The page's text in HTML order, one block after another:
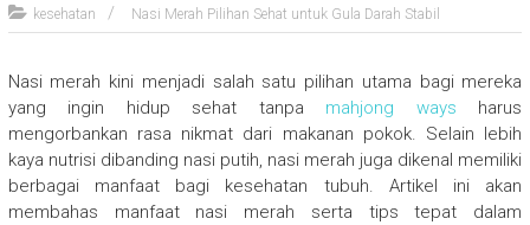
kesehatan Nasi Merah Pilihan Sehat untuk Gula Darah Stabil
Nasi merah kini menjadi salah satu pilihan utama bagi mereka
yang ingin hidup sehat tanpa mahjong ways harus
mengorbankan rasa nikmat dari makanan pokok. Selain lebih
kaya nutrisi dibanding nasi putih, nasi merah juga dikenal memiliki
berbagai manfaat bagi kesehatan tubuh. Artikel ini akan
membahas manfaat nasi merah serta tips tepat dalam